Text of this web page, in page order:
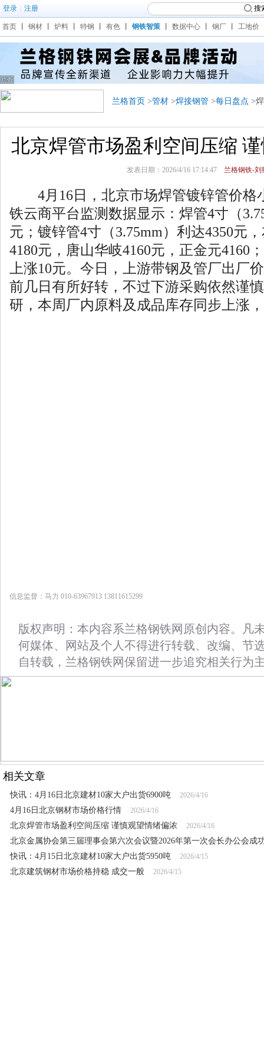
登录 注册 搜
首页 钢材 炉料 特钢 有色 钢铁智策 数据中心 钢厂 工地价
兰格首页 >管材 >焊接钢管 >每日盘点 >
北京焊管市场盈利空间压缩
发表日期：2026/4/16 17:14:47兰格钢铁-刘
4月16日，北京市场焊管镀锌管价格
铁云商平台监测数据显示：焊管4寸（
元；镀锌管4寸（3.75mm）利达4350元
4180元，唐山华岐4160元，正金元4160
上涨10元。今日，上游带钢及管厂出厂
前几日有所好转，不过下游采购依然谨
研，本周厂内原料及成品库存同步上涨
信息监督：马力 010-63967913 13811615299
版权声明：本内容系兰格钢铁网原创内容。凡
何媒体、网站及个人不得进行转载、改编、节
自转载，兰格钢铁网保留进一步追究相关行为
相关文章
快讯：4月16日北京建材10家大户出货6900吨 2026/4/16
4月16日北京钢材市场价格行情 2026/4/16
北京焊管市场盈利空间压缩 谨慎观望情绪偏浓 2026/4/16
北京金属协会第三届理事会第六次会议暨2026年第一次会长办公会成
快讯：4月15日北京建材10家大户出货5950吨
2026/4/15
北京建筑钢材市场价格持稳 成交一般 2026/4/15